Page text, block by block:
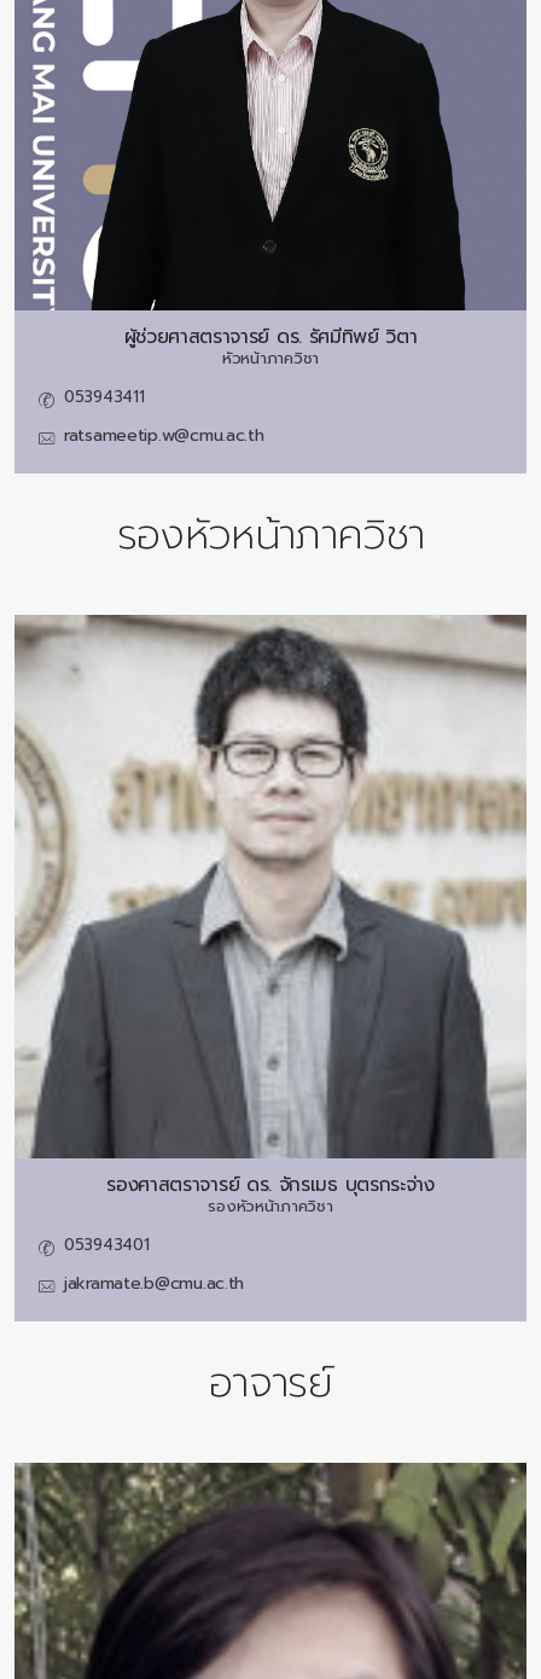
ผู้ช่วยศาสตราจารย์ ดร. รัศมีทิพย์ วิตา
หัวหน้าภาควิชา
053943411
ratsameetip.w@cmu.ac.th
รองหัวหน้าภาควิชา
รองศาสตราจารย์ ดร. จักรเมธ บุตรกระจ่าง
รองหัวหน้าภาควิชา
053943401
jakramate.b@cmu.ac.th
อาจารย์